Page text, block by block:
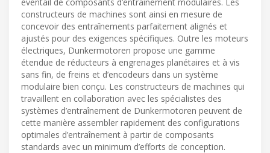
constructeurs de machines sont ainsi en mesure de
concevoir des entraînements parfaitement alignés et
ajustés pour des exigences spécifiques. Outre les moteurs
électriques, Dunkermotoren propose une gamme
étendue de réducteurs à engrenages planétaires et à vis
sans fin, de freins et d’encodeurs dans un système
modulaire bien conçu. Les constructeurs de machines qui
travaillent en collaboration avec les spécialistes des
systèmes d’entraînement de Dunkermotoren peuvent de
cette manière assembler rapidement des configurations
optimales d’entraînement à partir de composants
standards avec un minimum d’efforts de conception.